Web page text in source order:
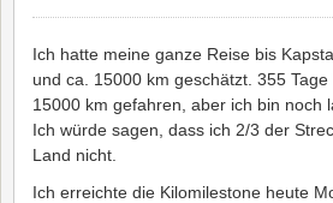
Ich hatte meine ganze Reise bis
und ca. 15000 km geschätzt. 355
15000 km gefahren, aber ich bin noch
Ich würde sagen, dass ich 2/3 der
Land nicht.
Ich erreichte die Kilomilestone heute